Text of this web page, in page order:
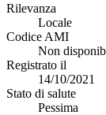
Rilevanza
Locale
Codice AMI
Non
Registrato il
14/10/2021
Stato di salute
Pessima